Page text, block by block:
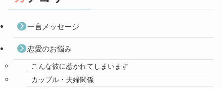
一言メッセージ
恋愛のお悩み
こんな彼に惹かれてしまいます
カップル・夫婦関係